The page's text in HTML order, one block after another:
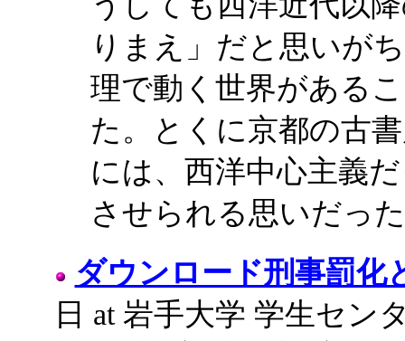
りまえ」だと思いが
理で動く世界がある
た。とくに京都の古
には、西洋中心主義
させられる思いだっ
ダウンロード刑事罰化
日 at 岩手大学 学生セン